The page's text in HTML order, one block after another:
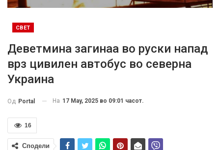
СВЕТ
Деветмина загинаа во руски напад
врз цивилен автобус во северна
Украина
Од Portal На 17 May, 2025 во 09:01 часот.
16
Сподели